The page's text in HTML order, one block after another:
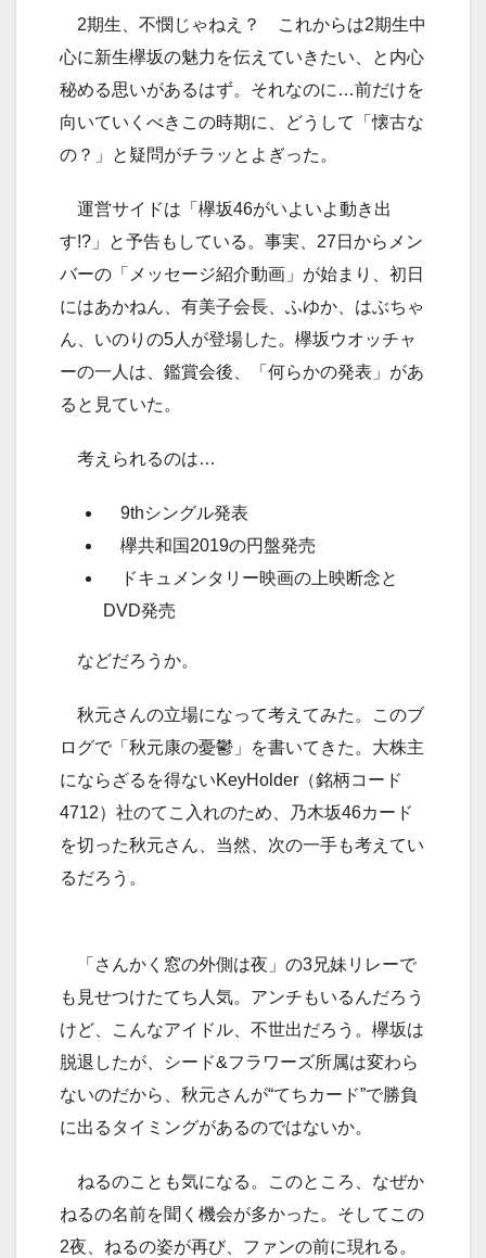
2期生、不憫じゃねえ？ これからは2期生中
心に新生欅坂の魅力を伝えていきたい、と内心
秘める思いがあるはず。それなのに…前だけを
向いていくべきこの時期に、どうして「懐古な
の？」と疑問がチラッとよぎった。
運営サイドは「欅坂46がいよいよ動き出
す!?」と予告もしている。事実、27日からメン
バーの「メッセージ紹介動画」が始まり、初日
にはあかねん、有美子会長、ふゆか、はぶちゃ
ん、いのりの5人が登場した。欅坂ウオッチャ
ーの一人は、鑑賞会後、「何らかの発表」があ
ると見ていた。
考えられるのは…
9thシングル発表
欅共和国2019の円盤発売
ドキュメンタリー映画の上映断念と
DVD発売
などだろうか。
秋元さんの立場になって考えてみた。このブ
ログで「秋元康の憂鬱」を書いてきた。大株主
にならざるを得ないKeyHolder（銘柄コード
4712）社のてこ入れのため、乃木坂46カード
を切った秋元さん、当然、次の一手も考えてい
るだろう。
「さんかく窓の外側は夜」の3兄妹リレーで
も見せつけたてち人気。アンチもいるんだろう
けど、こんなアイドル、不世出だろう。欅坂は
脱退したが、シード&フラワーズ所属は変わら
ないのだから、秋元さんが“てちカード”で勝負
に出るタイミングがあるのではないか。
ねるのことも気になる。このところ、なぜか
ねるの名前を聞く機会が多かった。そしてこの
2夜、ねるの姿が再び、ファンの前に現れる。